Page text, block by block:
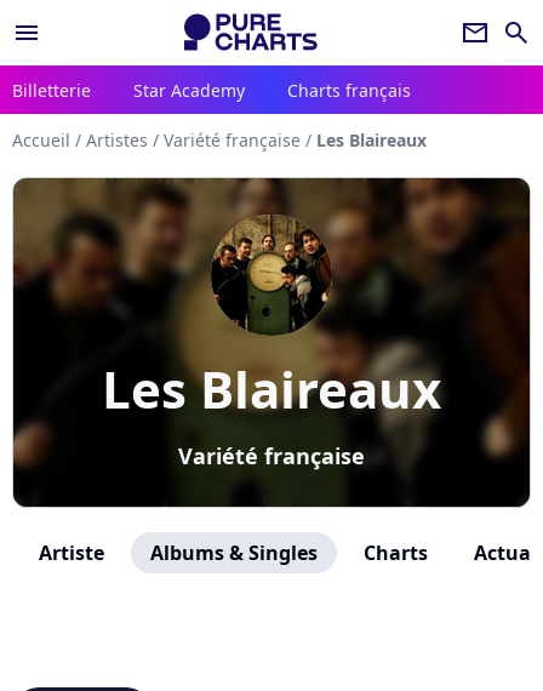
menu newsletter search
Billetterie Star Academy Charts français
Accueil / Artistes / Variété française / Les Blaireaux
Les Blaireaux
Variété française
Artiste Albums & Singles Charts